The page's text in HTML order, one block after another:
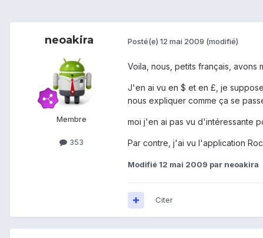
neoakira
Membre
353
Posté(e) 12 mai 2009 (modifié)
Voila, nous, petits français, avons
J'en ai vu en $ et en £, je
nous expliquer comme ça se
moi j'en ai pas vu d'intéressante
Par contre, j'ai vu l'application
Modifié 12 mai 2009 par neoakira
Citer